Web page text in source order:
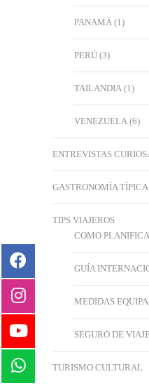
PANAMÁ (1)
PERÚ (3)
TAILANDIA (1)
VENEZUELA (6)
ENTREVISTAS
GASTRONOMÍA TÍPICA
TIPS VIAJEROS
COMO
GUÍA
MEDIDAS
SEGURO DE
TURISMO CULTURAL